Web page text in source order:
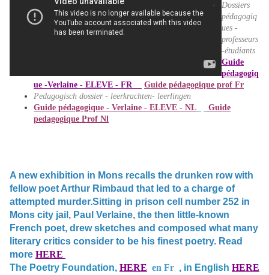
Dossiers
pédagogiq
ues -
professeurs
-étudiants
Guide
pédagogiq
ue -Verlaine - ELEVE - FR
Guide pédagogique prof Fr
Pedagogisch dossier - leerkrachten- leerlingen
Guide pédagogique - Verlaine - ELEVE - NL
Guide
pedagogique Prof Nl
A new exhibition in Mons recalls the drunken row with
fellow poet Arthur Rimbaud that led to a charge of
attempted murder.Sitting in prison cell number 252 in
Mons city jail, Paul Verlaine, the then little-known
French poet, drew sketches and composed what many
literary critics consider to be his finest poetry. Read
more HERE
The Poetry Foundation, HERE en Fr , in English HERE